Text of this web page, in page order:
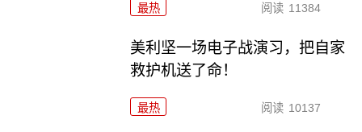
最热 阅读 11384
美利坚一场电子战演习，把自家
救护机送了命！
最热 阅读 10137